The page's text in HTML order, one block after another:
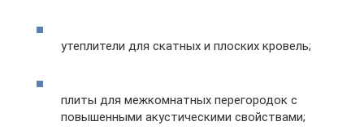
утеплители для скатных и плоских кровель;
плиты для межкомнатных перегородок с
повышенными акустическими свойствами;